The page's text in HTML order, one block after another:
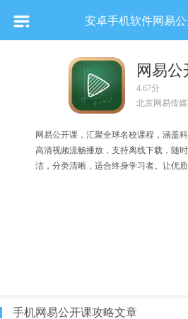
安卓手机软件网易
网易公
4.67分
北京网易传
网易公开课，汇聚全球名校课程，涵盖
高清视频流畅播放，支持离线下载，随
洁，分类清晰，适合终身学习者。让优
手机网易公开课攻略文章